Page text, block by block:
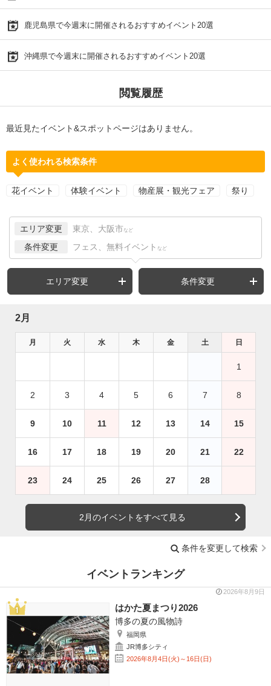
鹿児島県で今週末に開催されるおすすめイベント20選
沖縄県で今週末に開催されるおすすめイベント20選
閲覧履歴
最近見たイベント&スポットページはありません。
よく使われる検索条件
花イベント 体験イベント 物産展・観光フェア 祭り
エリア変更 東京、大阪市 など
条件変更 フェス、無料イベント など
エリア変更 条件変更
2月
月 火 水 木 金 土 日
1
2 3 4 5 6 7 8
9 10 11 12 13 14 15
16 17 18 19 20 21 22
23 24 25 26 27 28
2月のイベントをすべて見る
条件を変更して検索
イベントランキング
2026年8月9日
はかた夏まつり2026
博多の夏の風物詩
福岡県
JR博多シティ
2026年8月4日(火)～16日(日)